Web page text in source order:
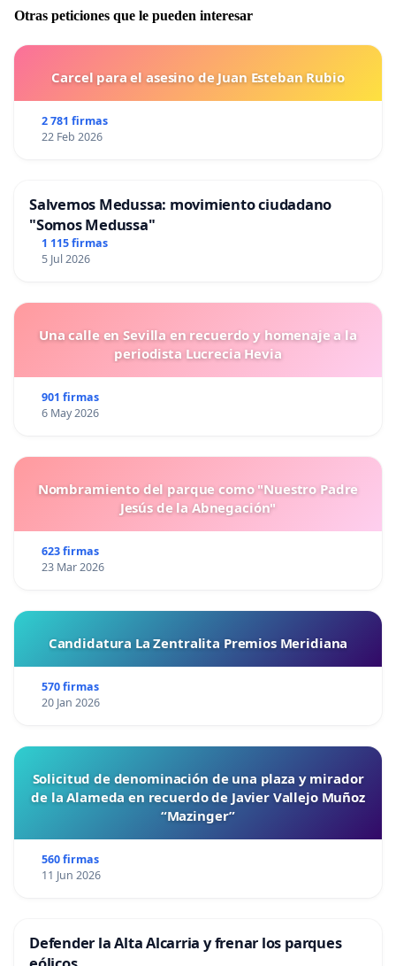
Otras peticiones que le pueden interesar
Carcel para el asesino de Juan Esteban Rubio
2 781 firmas
22 Feb 2026
Salvemos Medussa: movimiento ciudadano
"Somos Medussa"
1 115 firmas
5 Jul 2026
Una calle en Sevilla en recuerdo y homenaje a la
periodista Lucrecia Hevia
901 firmas
6 May 2026
Nombramiento del parque como "Nuestro Padre
Jesús de la Abnegación"
623 firmas
23 Mar 2026
Candidatura La Zentralita Premios Meridiana
570 firmas
20 Jan 2026
Solicitud de denominación de una plaza y mirador
de la Alameda en recuerdo de Javier Vallejo Muñoz
“Mazinger”
560 firmas
11 Jun 2026
Defender la Alta Alcarria y frenar los parques